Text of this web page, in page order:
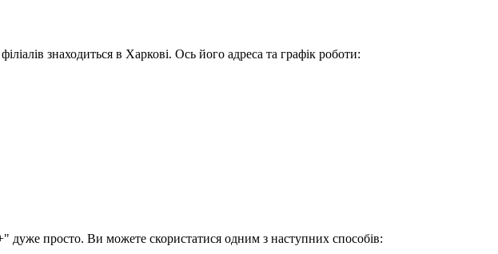
знаходиться в Харкові. Ось його адреса та графік роботи:
дуже просто. Ви можете скористатися одним з наступних способів: